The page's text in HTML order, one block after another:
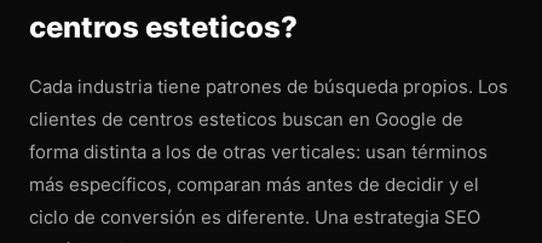
centros esteticos?
Cada industria tiene patrones de búsqueda propios. Los
clientes de centros esteticos buscan en Google de
forma distinta a los de otras verticales: usan términos
más específicos, comparan más antes de decidir y el
ciclo de conversión es diferente. Una estrategia SEO